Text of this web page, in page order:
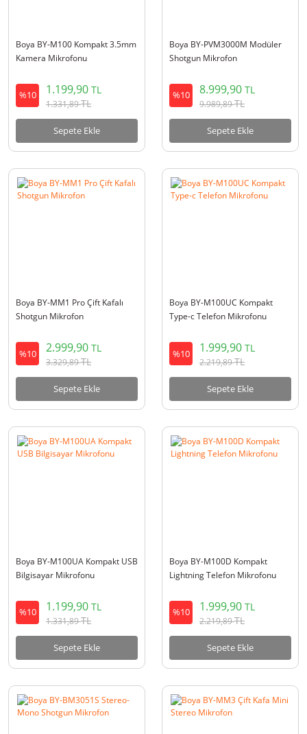
Boya BY-M100 Kompakt 3.5mm
Kamera Mikrofonu
%10 1.199,90 TL
1.331,89TL
Sepete Ekle
Boya BY-PVM3000M Modüler
Shotgun Mikrofon
%10 8.999,90 TL
9.989,89TL
Sepete Ekle
Boya BY-MM1 Pro Çift Kafalı
Shotgun Mikrofon
%10 2.999,90 TL
3.329,89TL
Sepete Ekle
Boya BY-M100UC Kompakt
Type-c Telefon Mikrofonu
%10 1.999,90 TL
2.219,89TL
Sepete Ekle
Boya BY-M100UA Kompakt USB
Bilgisayar Mikrofonu
%10 1.199,90 TL
1.331,89TL
Sepete Ekle
Boya BY-M100D Kompakt
Lightning Telefon Mikrofonu
%10 1.999,90 TL
2.219,89TL
Sepete Ekle